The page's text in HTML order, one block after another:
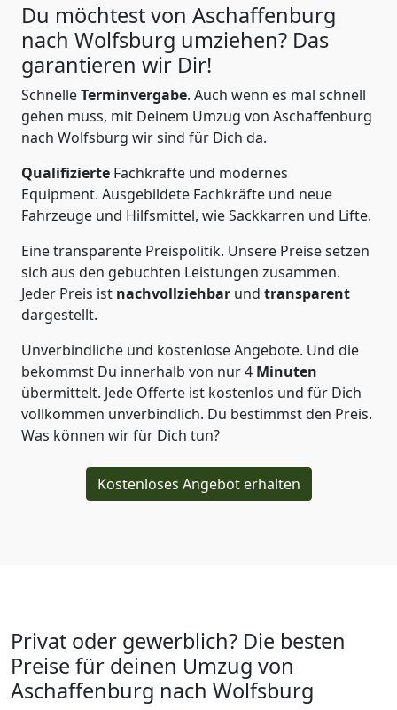
Du möchtest von Aschaffenburg
nach Wolfsburg umziehen? Das
garantieren wir Dir!
SchnelleTerminvergabe. Auch wenn es mal schnell
gehen muss, mit Deinem Umzug von Aschaffenburg
nach Wolfsburg wir sind für Dich da.
Qualifizierte Fachkräfte und modernes
Equipment. Ausgebildete Fachkräfte und neue
Fahrzeuge und Hilfsmittel, wie Sackkarren und Lifte.
Eine transparente Preispolitik. Unsere Preise setzen
sich aus den gebuchten Leistungen zusammen.
Jeder Preis ist nachvollziehbar und transparent
dargestellt.
Unverbindliche und kostenlose Angebote. Und die
bekommst Du innerhalb von nur4 Minuten
übermittelt. Jede Offerte ist kostenlos und für Dich
vollkommen unverbindlich. Du bestimmst den Preis.
Was können wir für Dich tun?
Kostenloses Angebot erhalten
Privat oder gewerblich? Die besten
Preise für deinen Umzug von
Aschaffenburg nach Wolfsburg